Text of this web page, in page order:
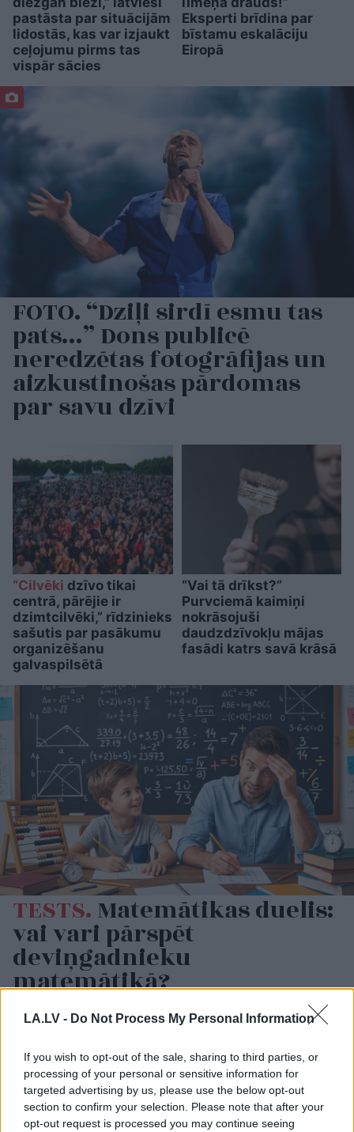
LA.LV - Do Not Process My Personal Information
If you wish to opt-out of the sale, sharing to third parties, or
processing of your personal or sensitive information for
targeted advertising by us, please use the below opt-out
section to confirm your selection. Please note that after your
opt-out request is processed you may continue seeing
pastāsta par situācijām
lidostās, kas var izjaukt
ceļojumu pirms tas
vispār sācies
Eksperti brīdina par
bīstamu eskalāciju
Eiropā
FOTO. “Dziļi sirdī esmu tas
pats…” Dons publicē
neredzētas fotogrāfijas un
aizkustinošas pārdomas
par savu dzīvi
“Cilvēki dzīvo tikai
centrā, pārējie ir
dzimtcilvēki,” rīdzinieks
sašutis par pasākumu
organizēšanu
galvaspilsētā
“Vai tā drīkst?”
Purvciemā kaimiņi
nokrāsojuši
daudzdzīvokļu mājas
fasādi katrs savā krāsā
TESTS.Matemātikas duelis:
vai vari pārspēt
deviņgadnieku
matemātikā?